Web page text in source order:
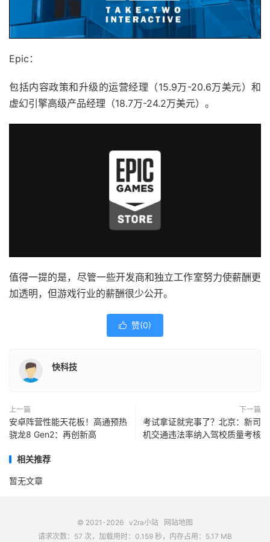
Epic：
包括内容政策和升级的运营经理（15.9万-20.6万美元）和
虚幻引擎高级产品经理（18.7万-24.2万美元）。
值得一提的是，尽管一些开发商和独立工作室努力使薪酬更
加透明，但游戏行业的薪酬很少公开。
 赞(0)
快科技
上一篇
安卓阵营性能天花板！高通预热
骁龙8 Gen2：再创新高
下一篇
考试拿证就完事了？北京：新司
机交通违法率纳入驾校质量考核
相关推荐
暂无文章
© 2021-2026 v2ra小站
网站地图
请求次数：57 次，加载用时：0.159 秒，内存占用：5.17 MB